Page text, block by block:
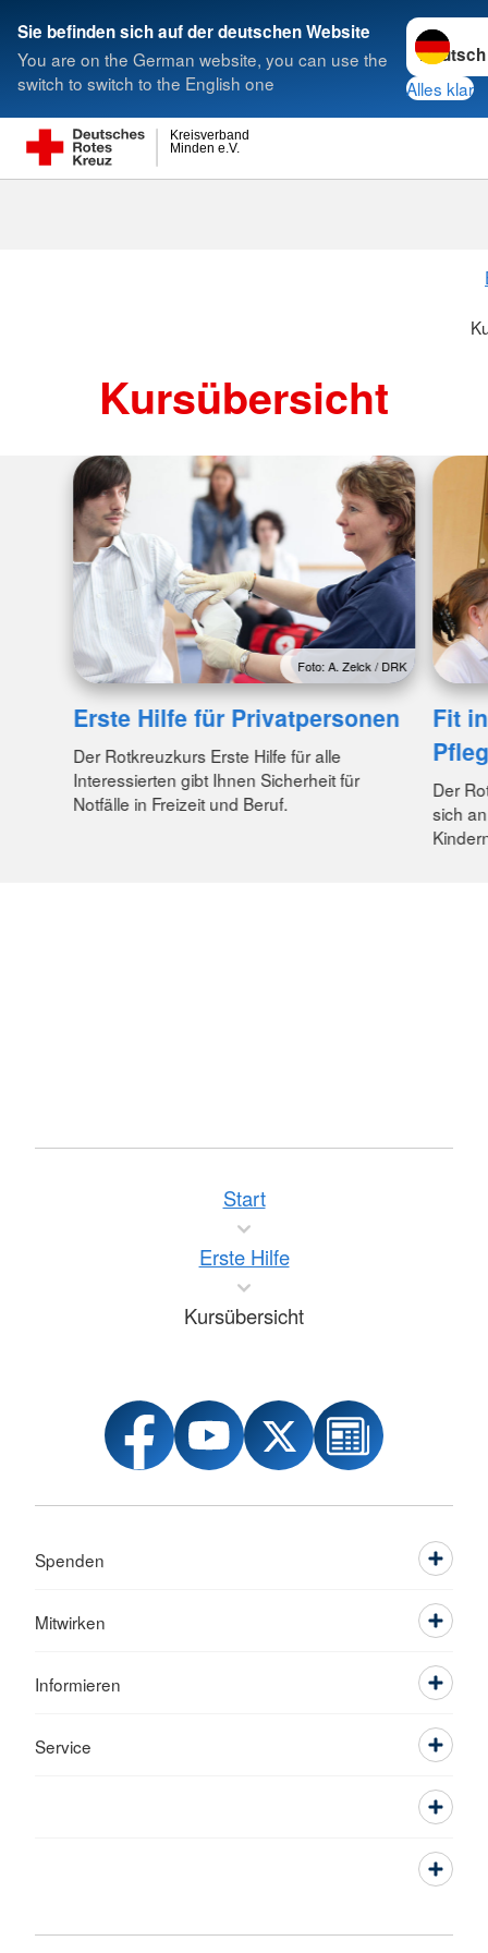
Sie befinden sich auf der deutschen Website
You are on the German website, you can use the
switch to switch to the English one
Sprache
Alles klar
Minden e.V.
Kreisverband
Suche
Kursübersicht
Foto: A. Zelck / DRK
Erste Hilfe für Privatpersonen
Der Rotkreuzkurs Erste Hilfe für alle
Interessierten gibt Ihnen Sicherheit für
Notfälle in Freizeit und Beruf.
Fit
Der
sich
Start
Erste Hilfe
Kursübersicht
Spenden
Mitwirken
Informieren
Service